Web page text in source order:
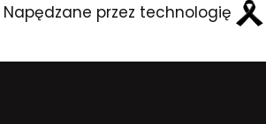
Napędzane przez technologię